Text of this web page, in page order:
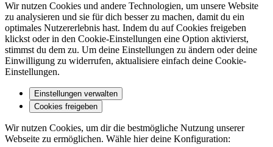
Wir nutzen Cookies und andere Technologien, um unsere Website
zu analysieren und sie für dich besser zu machen, damit du ein
optimales Nutzererlebnis hast. Indem du auf Cookies freigeben
klickst oder in den Cookie-Einstellungen eine Option aktivierst,
stimmst du dem zu. Um deine Einstellungen zu ändern oder deine
Einwilligung zu widerrufen, aktualisiere einfach deine Cookie-
Einstellungen.
Einstellungen verwalten
Cookies freigeben
Wir nutzen Cookies, um dir die bestmögliche Nutzung unserer
Webseite zu ermöglichen. Wähle hier deine Konfiguration: